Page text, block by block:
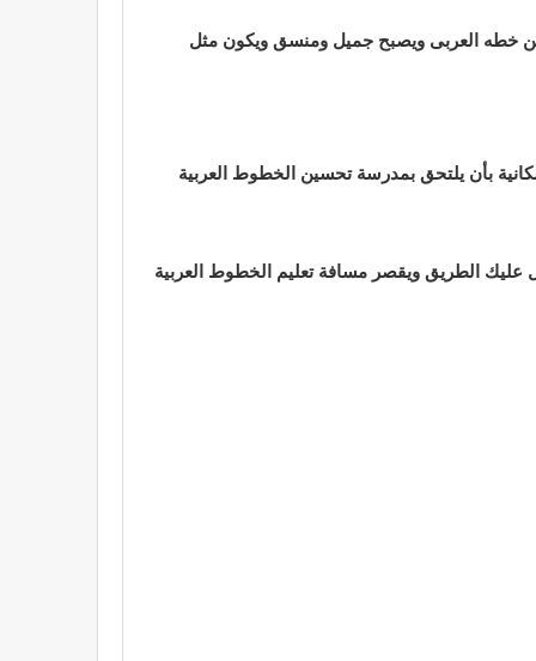
خطه العربى ويصبح جميل ومنسق ويكون مثل
بأن يلتحق بمدرسة تحسين الخطوط العربية
عليك الطريق ويقصر مسافة تعليم الخطوط العربية